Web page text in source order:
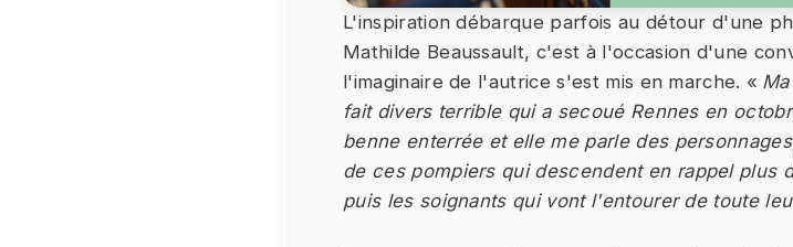
L'inspiration débarque parfois au détour d'une
Mathilde Beaussault, c'est à l'occasion d'une
l'imaginaire de l'autrice s'est mis en marche. «
fait divers terrible qui a secoué Rennes en
benne enterrée et elle me parle des
de ces pompiers qui descendent en rappel plus
puis les soignants qui vont l'entourer de toute